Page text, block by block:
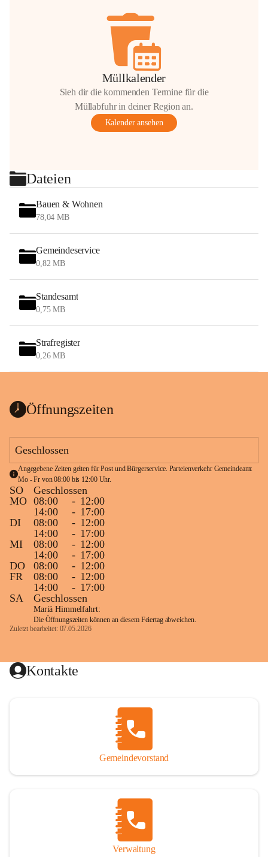
Müllkalender
Sieh dir die kommenden Termine für die
Müllabfuhr in deiner Region an.
Kalender ansehen
Dateien
Bauen & Wohnen
78,04 MB
Gemeindeservice
0,82 MB
Standesamt
0,75 MB
Strafregister
0,26 MB
Öffnungszeiten
Geschlossen
Angegebene Zeiten gelten für Post und Bürgerservice. Parteienverkehr Gemeindeamt
Mo - Fr von 08:00 bis 12:00 Uhr.
SO
Geschlossen
MO 08:00 - 12:00
14:00
- 17:00
DI
08:00 - 12:00
14:00
- 17:00
MI
08:00 - 12:00
14:00
- 17:00
DO
08:00 - 12:00
FR
08:00 - 12:00
14:00
- 17:00
SA
Geschlossen
Mariä Himmelfahrt:
Die Öffnungszeiten können an diesem Feiertag abweichen.
Zuletzt bearbeitet: 07.05.2026
Kontakte
Gemeindevorstand
Verwaltung